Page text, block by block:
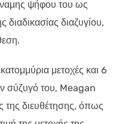
ψήφου του ως
διαζυγίου,
μετοχές και 6
σύζυγό του, Meagan
της διευθέτησης, όπως